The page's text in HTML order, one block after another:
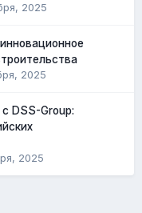
2025
2025
DSS-Group:
2025